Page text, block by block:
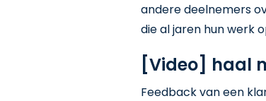
andere deelnemers
die al jaren hun werk
[Video] haal
Feedback van een